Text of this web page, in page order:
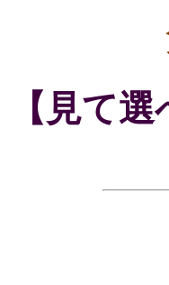
【見て